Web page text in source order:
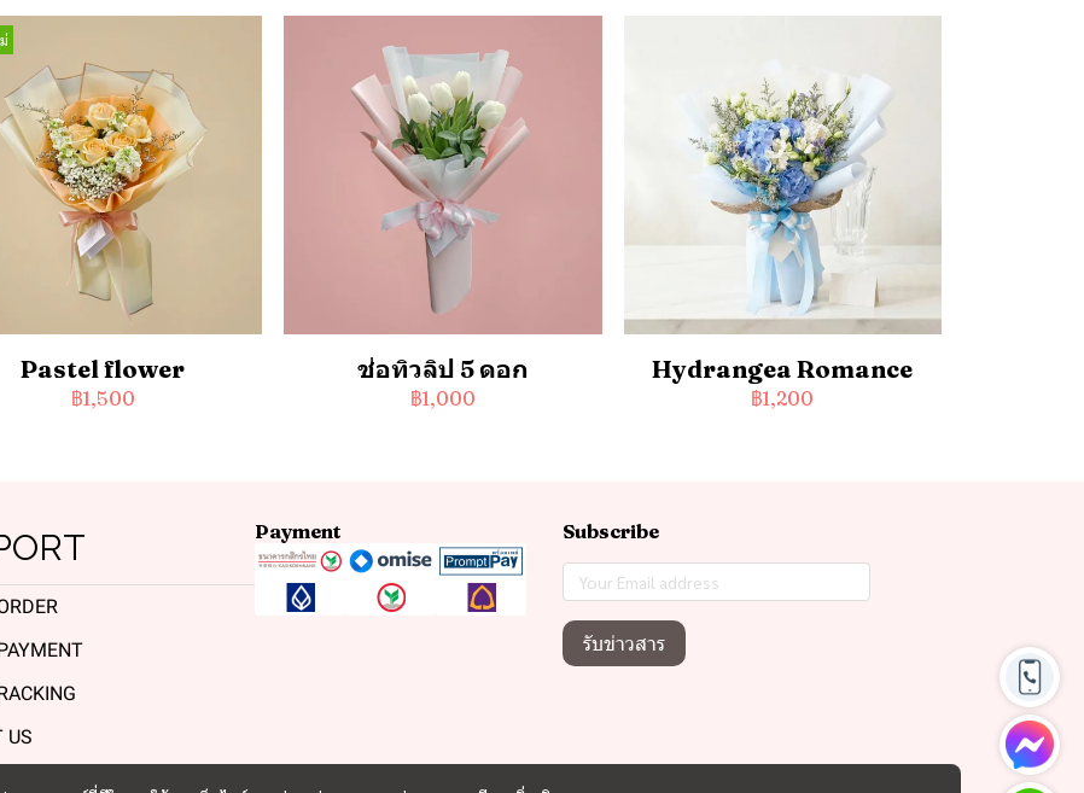
Pastel flower
฿1,500
ช่อทิวลิป 5 ดอก
฿1,000
Hydrangea Romance
฿1,200
US
Payment Subscribe
รับข่าวสาร